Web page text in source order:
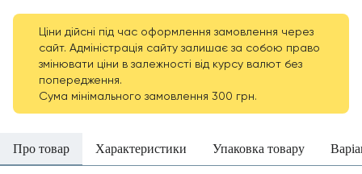
Ціни дійсні під час оформлення замовлення через
сайт. Адміністрація сайту залишає за собою право
змінювати ціни в залежності від курсу валют без
попередження.
Сума мінімального замовлення 300 грн.
Про товар Характеристики Упаковка товару